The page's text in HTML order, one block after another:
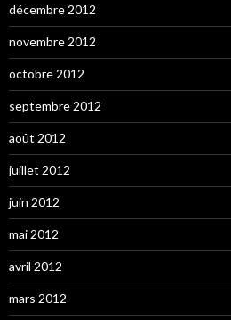
décembre 2012
novembre 2012
octobre 2012
septembre 2012
août 2012
juillet 2012
juin 2012
mai 2012
avril 2012
mars 2012